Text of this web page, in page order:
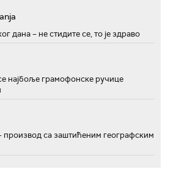
дана – не стидите се, то је здраво
најбоље грамофонске ручице
производ са заштићеним географским